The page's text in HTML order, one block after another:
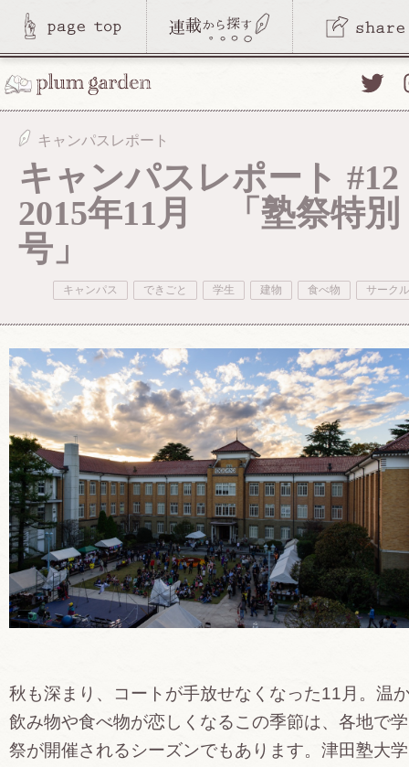
Twitter
キャンパスレポート
キャンパスレポート #12
2015年11月 「塾祭特別
号」
キャンパス できごと 学生 建物 食べ物 サークル
秋も深まり、コートが手放せなくなった11月。温
飲み物や食べ物が恋しくなるこの季節は、各地で
祭が開催されるシーズンでもあります。津田塾大